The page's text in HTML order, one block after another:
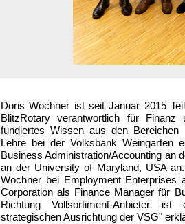
Doris Wochner ist seit Januar 2015
BlitzRotary verantwortlich für
fundiertes Wissen aus den
Lehre bei der Volksbank Weingarten
Business Administration/Accounting an
an der University of Maryland, USA
Wochner bei Employment Enterprises
Corporation als Finance Manager für
Richtung Vollsortiment-Anbieter
strategischen Ausrichtung der VSG"